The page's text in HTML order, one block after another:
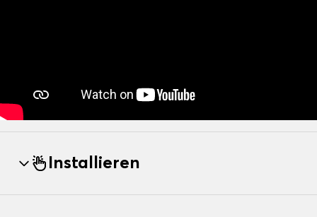
Installieren